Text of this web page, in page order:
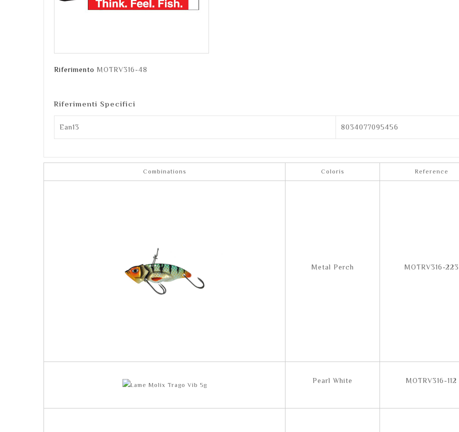
Riferimento MOTRV316-48
Riferimenti Specifici
Ean13 8034077095456
Combinations Coloris Reference
Metal Perch MOTRV316-223
Pearl White MOTRV316-112